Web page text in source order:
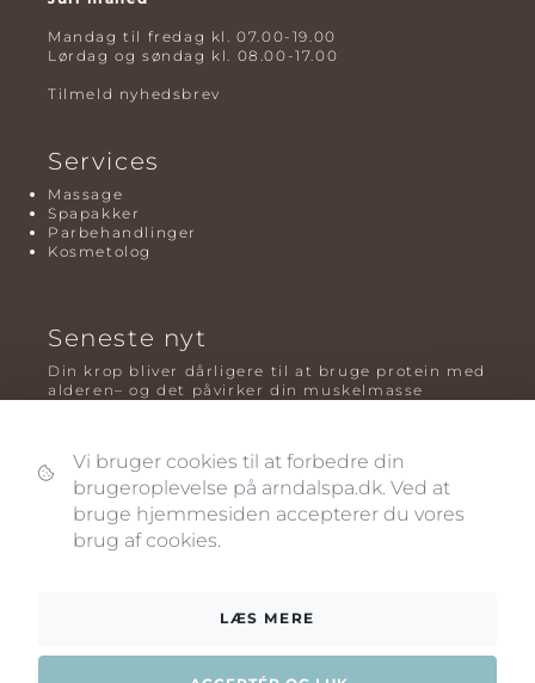
Mandag til fredag kl. 07.00-19.00
Lørdag og søndag kl. 08.00-17.00
Tilmeld nyhedsbrev
Services
Massage
Spapakker
Parbehandlinger
Kosmetolog
Seneste nyt
Din krop bliver dårligere til at bruge protein med
alderen– og det påvirker din muskelmasse
Plyometrisk træning: hvorfor hop kan være noget
af det mest oversete for knogler og power – før
og efter overgangsalderen
Vi bruger cookies til at forbedre din
brugeroplevelse på arndalspa.dk. Ved at
bruge hjemmesiden accepterer du vores
brug af cookies.
LÆS MERE